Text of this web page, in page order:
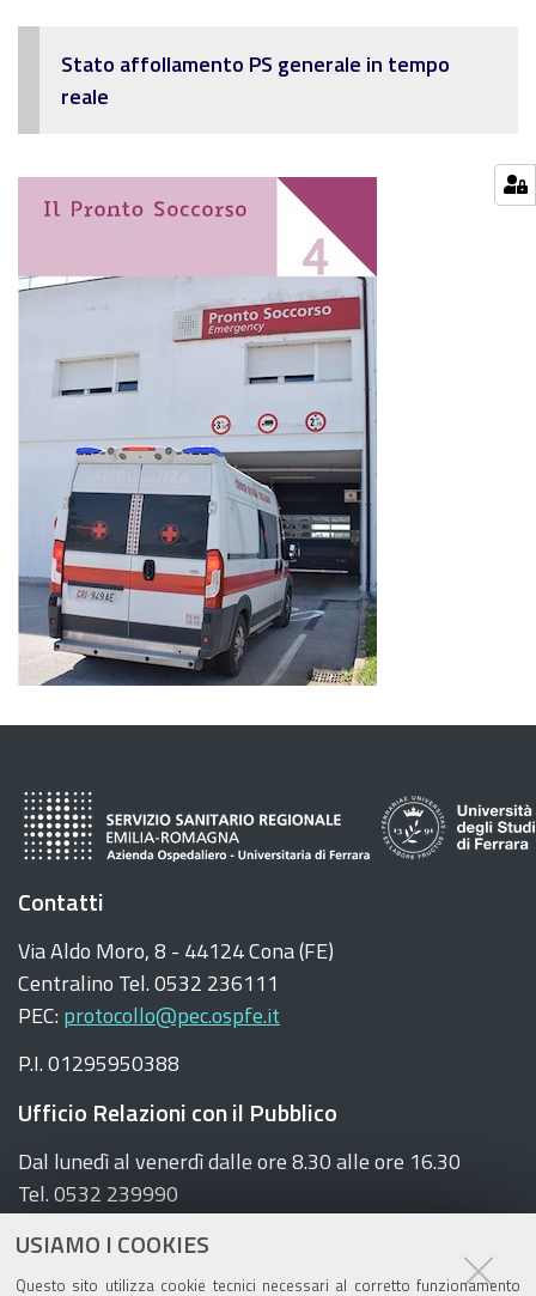
USIAMO I COOKIES
Questo sito utilizza cookie tecnici necessari al corretto funzionamento
Stato affollamento PS generale in tempo
reale
Contatti
Via Aldo Moro, 8 - 44124 Cona (FE)
Centralino Tel. 0532 236111
PEC: protocollo@pec.ospfe.it
P.I. 01295950388
Ufficio Relazioni con il Pubblico
Dal lunedì al venerdì dalle ore 8.30 alle ore 16.30
Tel. 0532 239990
Seguici sui social